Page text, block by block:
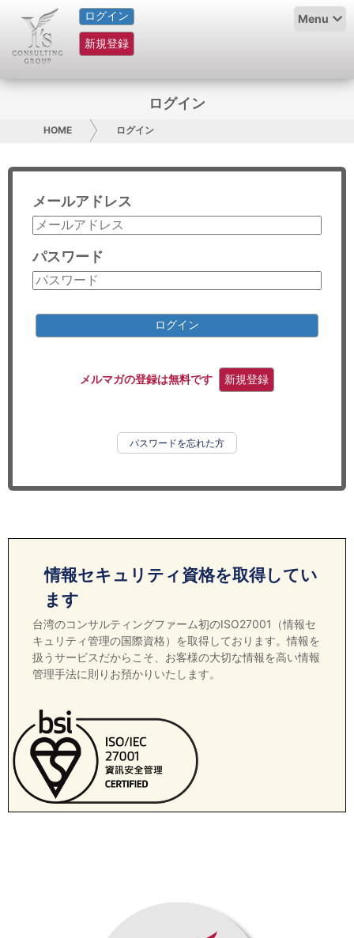
ログイン
新規登録
Menu
HOME
サービス紹介
グループ概要
採用情報
お問い合わせ
コンサルティング
リサーチ
ログイン
HOME ログイン
メールアドレス
パスワード
ログイン
メルマガの登録は無料です 新規登録
パスワードを忘れた方
情報セキュリティ資格を取得してい
ます
台湾のコンサルティングファーム初のISO27001（情報セ
キュリティ管理の国際資格）を取得しております。情報を
扱うサービスだからこそ、お客様の大切な情報を高い情報
管理手法に則りお預かりいたします。